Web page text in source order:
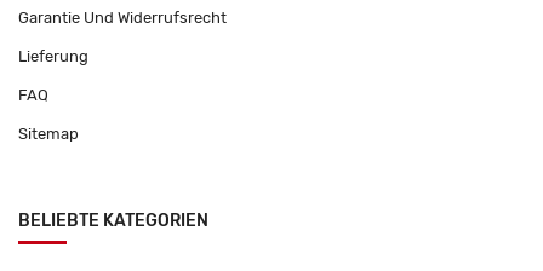
Garantie Und Widerrufsrecht
Lieferung
FAQ
Sitemap
BELIEBTE KATEGORIEN